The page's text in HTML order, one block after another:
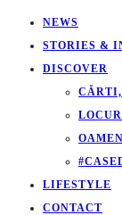
NEWS
STORIES &
DISCOVER
LIFESTYLE
CONTACT